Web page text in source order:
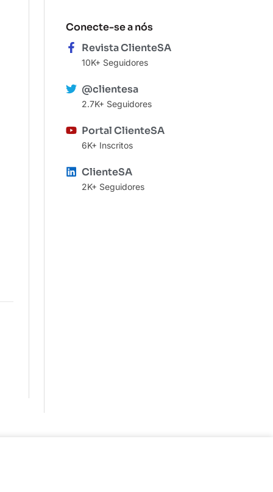
Conecte-se a nós
Revista ClienteSA
10K+ Seguidores
@clientesa
2.7K+ Seguidores
Portal ClienteSA
6K+ Inscritos
ClienteSA
2K+ Seguidores